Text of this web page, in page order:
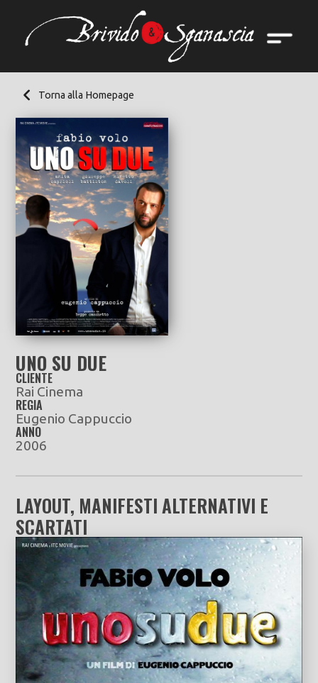
Torna alla Homepage
UNO SU DUE
CLIENTE
Rai Cinema
REGIA
Eugenio Cappuccio
ANNO
2006
LAYOUT, MANIFESTI ALTERNATIVI E
SCARTATI